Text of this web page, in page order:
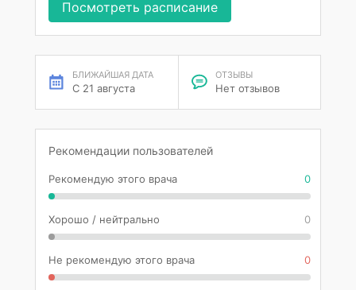
Посмотреть расписание
БЛИЖАЙШАЯ ДАТА
С 21 августа
ОТЗЫВЫ
Нет отзывов
Рекомендации пользователей
Рекомендую этого врача 0
Хорошо / нейтрально 0
Не рекомендую этого врача 0